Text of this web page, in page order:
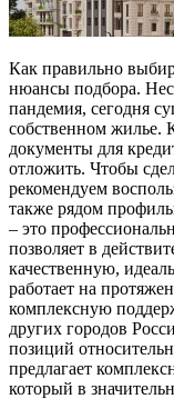
Как правильно
нюансы подбора.
пандемия, сегодня
собственном жилье.
документы для
отложить. Чтобы
рекомендуем
также рядом
– это
позволяет в
качественную,
работает на
комплексную
других городов
позиций
предлагает
который в